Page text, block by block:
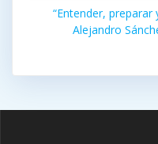
“Entender,
Alejandro